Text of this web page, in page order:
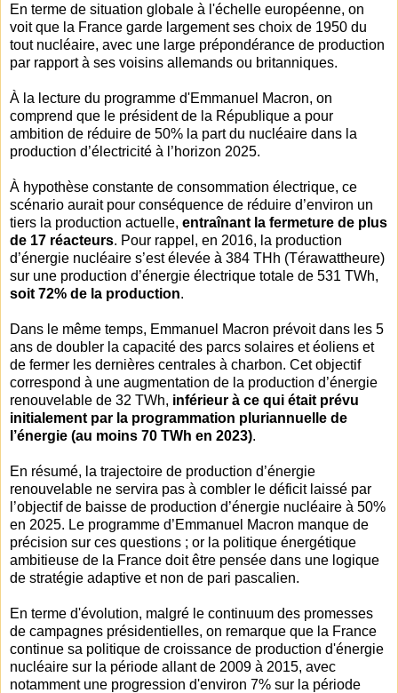
En terme de situation globale à l'échelle européenne, on
voit que la France garde largement ses choix de 1950 du
tout nucléaire, avec une large prépondérance de production
par rapport à ses voisins allemands ou britanniques.
À la lecture du programme d'Emmanuel Macron, on
comprend que le président de la République a pour
ambition de réduire de 50% la part du nucléaire dans la
production d’électricité à l’horizon 2025.
À hypothèse constante de consommation électrique, ce
scénario aurait pour conséquence de réduire d’environ un
tiers la production actuelle, entraînant la fermeture de plus
de 17 réacteurs. Pour rappel, en 2016, la production
d’énergie nucléaire s’est élevée à 384 THh (Térawattheure)
sur une production d’énergie électrique totale de 531 TWh,
soit 72% de la production.
Dans le même temps, Emmanuel Macron prévoit dans les 5
ans de doubler la capacité des parcs solaires et éoliens et
de fermer les dernières centrales à charbon. Cet objectif
correspond à une augmentation de la production d’énergie
renouvelable de 32 TWh, inférieur à ce qui était prévu
initialement par la programmation pluriannuelle de
l’énergie (au moins 70 TWh en 2023).
En résumé, la trajectoire de production d’énergie
renouvelable ne servira pas à combler le déficit laissé par
l’objectif de baisse de production d’énergie nucléaire à 50%
en 2025. Le programme d’Emmanuel Macron manque de
précision sur ces questions ; or la politique énergétique
ambitieuse de la France doit être pensée dans une logique
de stratégie adaptive et non de pari pascalien.
En terme d'évolution, malgré le continuum des promesses
de campagnes présidentielles, on remarque que la France
continue sa politique de croissance de production d'énergie
nucléaire sur la période allant de 2009 à 2015, avec
notamment une progression d'environ 7% sur la période